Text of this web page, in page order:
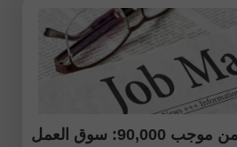
سالب 23,000 بدلاً من موجب 90,000: سوق العمل